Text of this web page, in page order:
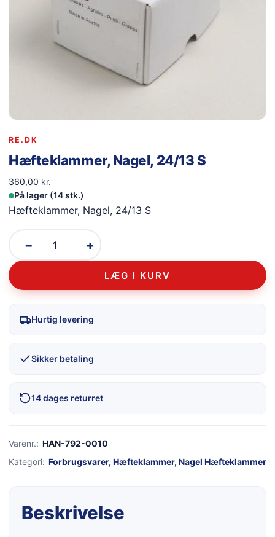
RE.DK
Hæfteklammer, Nagel, 24/13 S
360,00 kr.
På lager (14 stk.)
Hæfteklammer, Nagel, 24/13 S
− +
LÆG I KURV
Hurtig levering
Sikker betaling
14 dages returret
Varenr.: HAN-792-0010
Kategori: Forbrugsvarer, Hæfteklammer, Nagel Hæfteklammer
Beskrivelse